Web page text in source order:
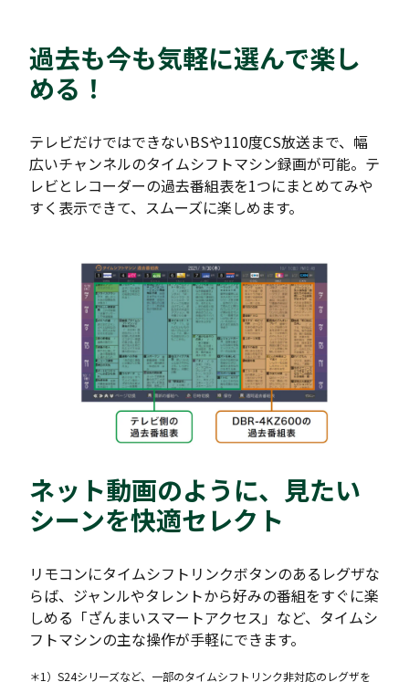
過去も今も気軽に選んで楽し
める！
テレビだけではできないBSや110度CS放送まで、幅
広いチャンネルのタイムシフトマシン録画が可能。テ
レビとレコーダーの過去番組表を1つにまとめてみや
すく表示できて、スムーズに楽しめます。
ネット動画のように、見たい
シーンを快適セレクト
リモコンにタイムシフトリンクボタンのあるレグザな
らば、ジャンルやタレントから好みの番組をすぐに楽
しめる「ざんまいスマートアクセス」など、タイムシ
フトマシンの主な操作が手軽にできます。
＊1）S24シリーズなど、一部のタイムシフトリンク非対応のレグザを